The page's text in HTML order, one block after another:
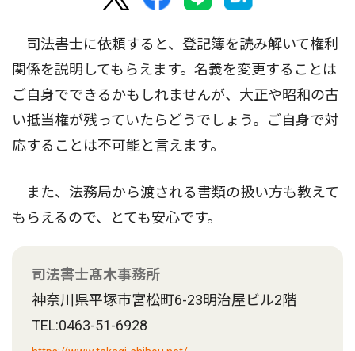
司法書士に依頼すると、登記簿を読み解いて権利
関係を説明してもらえます。名義を変更することは
ご自身でできるかもしれませんが、大正や昭和の古
い抵当権が残っていたらどうでしょう。ご自身で対
応することは不可能と言えます。
また、法務局から渡される書類の扱い方も教えて
もらえるので、とても安心です。
司法書士髙木事務所
神奈川県平塚市宮松町6-23明治屋ビル2階
TEL:0463-51-6928